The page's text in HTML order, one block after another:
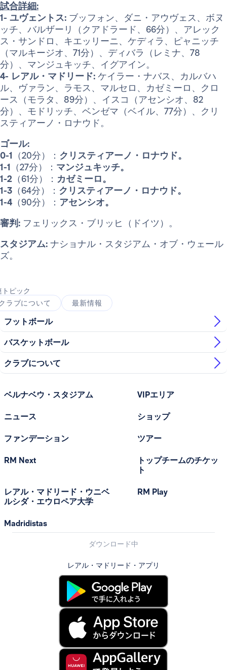
試合詳細:
1- ユヴェントス: ブッフォン、ダニ・アウヴェス、ボヌ
ッチ、バルザーリ（クアドラード、66分）、アレック
ス・サンドロ、キエッリーニ、ケディラ、ピャニッチ
（マルキージオ、71分）、ディバラ（レミナ、78
分）、マンジュキッチ、イグアイン。
4- レアル・マドリード: ケイラー・ナバス、カルバハ
ル、ヴァラン、ラモス、マルセロ、カゼミーロ、クロ
ース（モラタ、89分）、イスコ（アセンシオ、82
分）、モドリッチ、ベンゼマ（ベイル、77分）、クリ
スティアーノ・ロナウド。
ゴール:
0-1 （20分）： クリスティアーノ・ロナウド。
1-1 （27分）： マンジュキッチ。
1-2 （61分）： カゼミーロ。
1-3 （64分）： クリスティアーノ・ロナウド。
1-4 （90分）： アセンシオ。
審判: フェリックス・ブリッヒ（ドイツ）。
スタジアム: ナショナル・スタジアム・オブ・ウェール
ズ。
トピック
ラブについて
最新情報
フットボール
バスケットボール
クラブについて
ベルナベウ・スタジアム
ニュース
ファンデーション
RM Next
レアル・マドリード・ウニベ
ルシダ・エウロペア大学
Madridistas
VIPエリア
ショップ
ツアー
トップチームのチケッ
ト
RM Play
ダウンロード中
レアル・マドリード・アプリ